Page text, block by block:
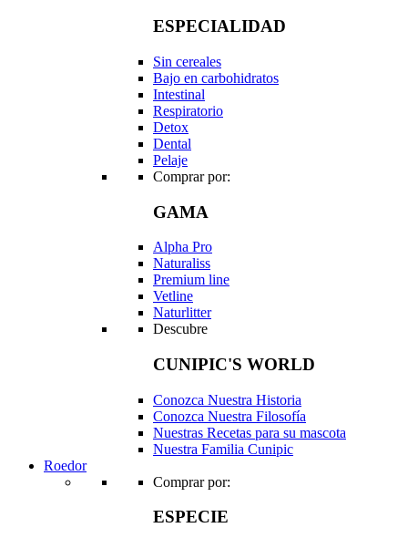
ESPECIALIDAD
Sin cereales
Bajo en carbohidratos
Intestinal
Respiratorio
Detox
Dental
Pelaje
Comprar por:
GAMA
Alpha Pro
Naturaliss
Premium line
Vetline
Naturlitter
Descubre
CUNIPIC'S WORLD
Conozca Nuestra Historia
Conozca Nuestra Filosofía
Nuestras Recetas para su mascota
Nuestra Familia Cunipic
Roedor
Comprar por:
ESPECIE